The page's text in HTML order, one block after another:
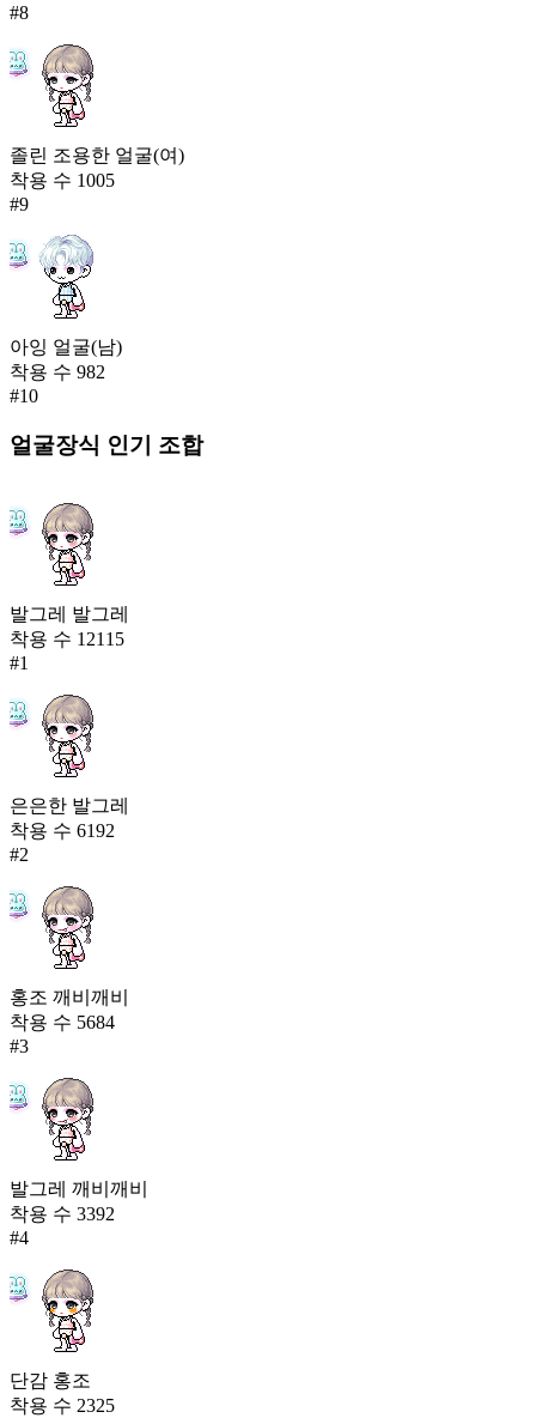
#8
졸린 조용한 얼굴(여)
착용 수 1005
#9
아잉 얼굴(남)
착용 수 982
#10
얼굴장식 인기 조합
발그레 발그레
착용 수 12115
#1
은은한 발그레
착용 수 6192
#2
홍조 깨비깨비
착용 수 5684
#3
발그레 깨비깨비
착용 수 3392
#4
단감 홍조
착용 수 2325